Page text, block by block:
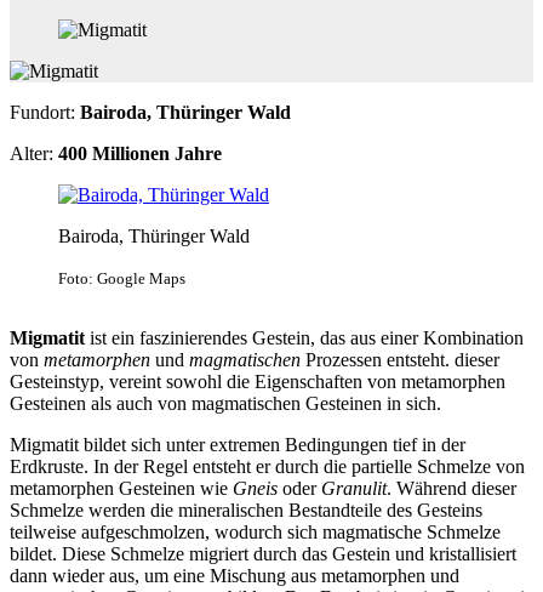
Fundort: Bairoda, Thüringer Wald
Alter: 400 Millionen Jahre
Bairoda, Thüringer Wald
Foto: Google Maps
Migmatit ist ein faszinierendes Gestein, das aus einer Kombination
von metamorphen und magmatischen Prozessen entsteht. dieser
Gesteinstyp, vereint sowohl die Eigenschaften von metamorphen
Gesteinen als auch von magmatischen Gesteinen in sich.
Migmatit bildet sich unter extremen Bedingungen tief in der
Erdkruste. In der Regel entsteht er durch die partielle Schmelze von
metamorphen Gesteinen wie Gneis oder Granulit. Während dieser
Schmelze werden die mineralischen Bestandteile des Gesteins
teilweise aufgeschmolzen, wodurch sich magmatische Schmelze
bildet. Diese Schmelze migriert durch das Gestein und kristallisiert
dann wieder aus, um eine Mischung aus metamorphen und